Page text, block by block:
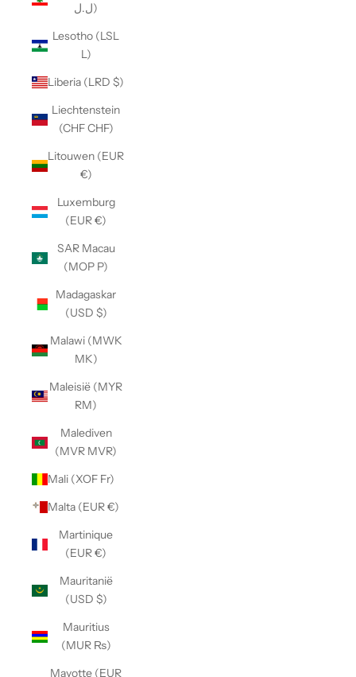
ل.ل)
Lesotho (LSL
L)
Liberia (LRD $)
Liechtenstein
(CHF CHF)
Litouwen (EUR
€)
Luxemburg
(EUR €)
SAR Macau
(MOP P)
Madagaskar
(USD $)
Malawi (MWK
MK)
Maleisië (MYR
RM)
Malediven
(MVR MVR)
Mali (XOF Fr)
Malta (EUR €)
Martinique
(EUR €)
Mauritanië
(USD $)
Mauritius
(MUR ₨)
Mayotte (EUR